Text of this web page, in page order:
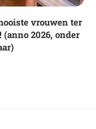
vrouwen ter
(anno 2026, onder